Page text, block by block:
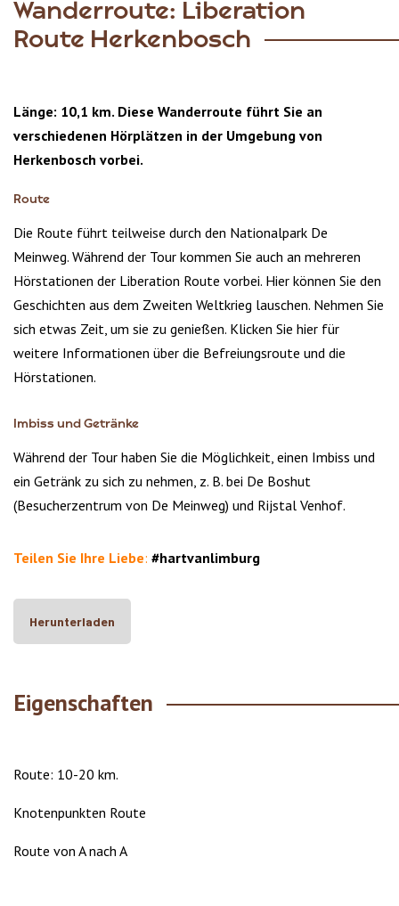
Wanderroute: Liberation
Route Herkenbosch
Länge: 10,1 km. Diese Wanderroute führt Sie an
verschiedenen Hörplätzen in der Umgebung von
Herkenbosch vorbei.
Route
Die Route führt teilweise durch den Nationalpark De
Meinweg. Während der Tour kommen Sie auch an mehreren
Hörstationen der Liberation Route vorbei. Hier können Sie den
Geschichten aus dem Zweiten Weltkrieg lauschen. Nehmen Sie
sich etwas Zeit, um sie zu genießen. Klicken Sie hier für
weitere Informationen über die Befreiungsroute und die
Hörstationen.
Imbiss und Getränke
Während der Tour haben Sie die Möglichkeit, einen Imbiss und
ein Getränk zu sich zu nehmen, z. B. bei De Boshut
(Besucherzentrum von De Meinweg) und Rijstal Venhof.
Teilen Sie Ihre Liebe: #hartvanlimburg
Herunterladen
Eigenschaften
Route: 10-20 km.
Knotenpunkten Route
Route von A nach A